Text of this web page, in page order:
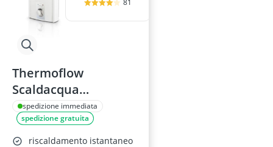
81
Thermoflow
Scaldacqua
Istantaneo
HYDREX18 18 kW
spedizione immediata
spedizione gratuita
riscaldamento istantaneo